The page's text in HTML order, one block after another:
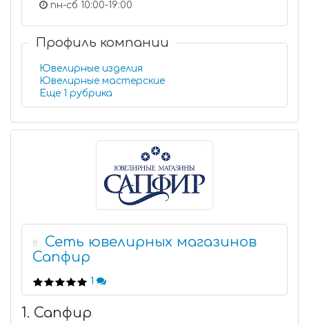
пн-сб 10:00-19:00
Профиль компании
Ювелирные изделия
Ювелирные мастерские
Еще 1 рубрика
8
Сеть ювелирных магазинов
Сапфир
1
1. Сапфир